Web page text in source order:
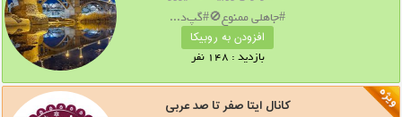
#جاهلی ممنوع🚫#گپ‌د...
افزودن به روبیکا
بازدید : 148 نفر
کانال ایتا صفر تا صد عربی